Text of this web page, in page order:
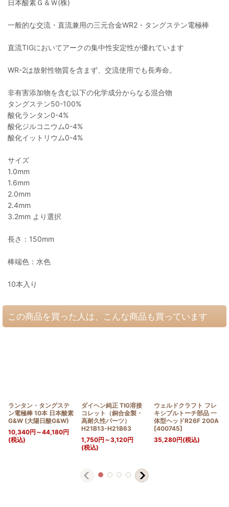
日本酸素Ｇ＆Ｗ(株)
一般的な交流・直流兼用の三元合金WR2・タングステン電極棒
直流TIGにおいてアークの集中性安定性が優れています
WR-2は放射性物質を含まず、交流使用でも長寿命。
非有害添加物を含む以下の化学成分からなる混合物
タングステン50-100%
酸化ランタン0-4%
酸化ジルコニウム0-4%
酸化イットリウム0-4%
サイズ
1.0mm
1.6mm
2.0mm
2.4mm
3.2mm より選択
長さ：150mm
棒端色：水色
10本入り
この商品を買った人は、こんな商品も買っています
ランタン・タングステ
ン電極棒 10本 日本酸素
G&W (大陽日酸G&W)
10,340円 ～44,180円
(税込)
ダイヘン純正 TIG溶接
コレット（銅合金製・
高耐久性パーツ）
H21B13-H21B63
1,750円 ～3,120円
(税込)
ウェルドクラフト フレ
キシブルトーチ部品 一
体型ヘッドR26F 200A
[400745]
35,280円(税込)